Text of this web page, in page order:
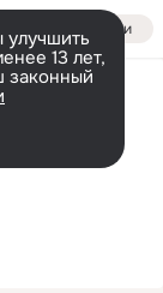
Войти
13 лет,
законный